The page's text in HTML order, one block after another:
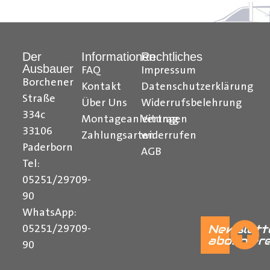
welche einen Öffnungswinkel von 270° hat.
Bei Fragen stehen wir Ihnen gerne zur Verfügung.
Der
Ausbauer
Borchener
Straße
334c
33106
Paderborn
Tel:
05251/29709-
90
WhatsApp:
05251/29709-
90
Informationen
FAQ
Kontakt
Über Uns
Montageanleitungen
Zahlungsarten
Rechtliches
Impressum
Datenschutzerklärung
Widerrufsbelehrung
Vertrag
widerrufen
AGB